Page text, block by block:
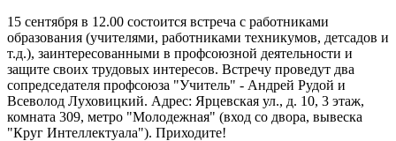
15 сентября в 12.00 состоится встреча с работниками
образования (учителями, работниками техникумов, детсадов и
т.д.), заинтересованными в профсоюзной деятельности и
защите своих трудовых интересов. Встречу проведут два
сопредседателя профсоюза "Учитель" - Андрей Рудой и
Всеволод Луховицкий. Адрес: Ярцевская ул., д. 10, 3 этаж,
комната 309, метро "Молодежная" (вход со двора, вывеска
"Круг Интеллектуала"). Приходите!